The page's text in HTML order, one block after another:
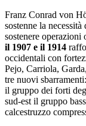
Franz Conrad von
sostenne la
sostenere
il 1907 e il 1914
occidentali con
Pejo, Carriola,
tre nuovi
il gruppo dei forti
sud-est il gruppo
calcestruzzo